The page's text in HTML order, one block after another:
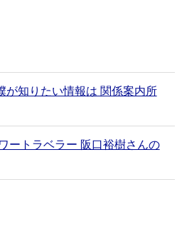
が知りたい情報は 関係案内所
ートラベラー 阪口裕樹さんの